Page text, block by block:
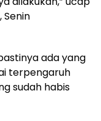
Senin
ada yang
terpengaruh
sudah habis